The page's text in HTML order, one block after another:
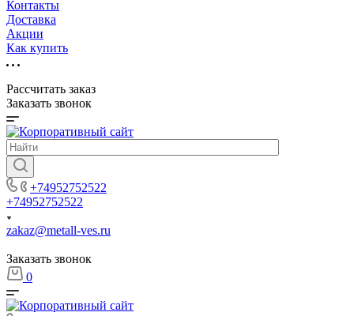
Контакты
Доставка
Акции
Как купить
Рассчитать заказ
Заказать звонок
+74952752522
+74952752522
zakaz@metall-ves.ru
Заказать звонок
0